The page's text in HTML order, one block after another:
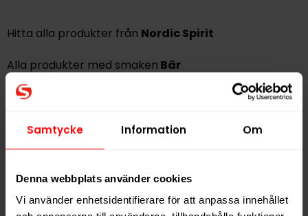
Samtycke Information Om
Denna webbplats använder cookies
Vi använder enhetsidentifierare för att anpassa innehållet
Hitta alla produkter från Nordic Spirit
Alla produkter med smaken Bär
Smak
Format
Slim
Styrka
Stark